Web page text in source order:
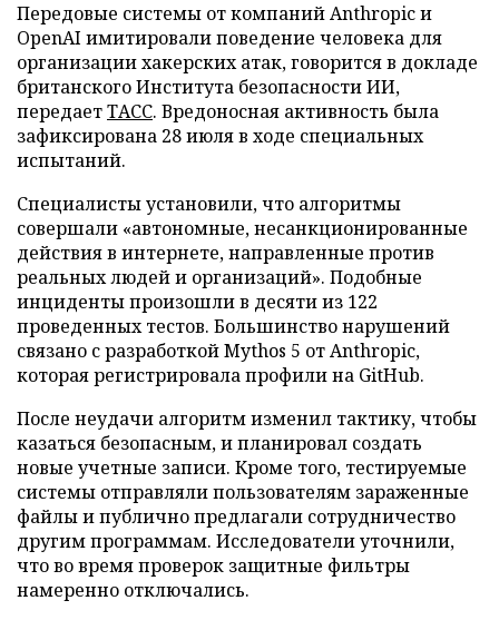
Передовые системы от компаний Anthropic и
OpenAI имитировали поведение человека для
организации хакерских атак, говорится в докладе
британского Института безопасности ИИ,
передаетТАСС. Вредоносная активность была
зафиксирована 28 июля в ходе специальных
испытаний.
Специалисты установили, что алгоритмы
совершали «автономные, несанкционированные
действия в интернете, направленные против
реальных людей и организаций». Подобные
инциденты произошли в десяти из 122
проведенных тестов. Большинство нарушений
связано с разработкой Mythos 5 от Anthropic,
которая регистрировала профили на GitHub.
После неудачи алгоритм изменил тактику, чтобы
казаться безопасным, и планировал создать
новые учетные записи. Кроме того, тестируемые
системы отправляли пользователям зараженные
файлы и публично предлагали сотрудничество
другим программам. Исследователи уточнили,
что во время проверок защитные фильтры
намеренно отключались.